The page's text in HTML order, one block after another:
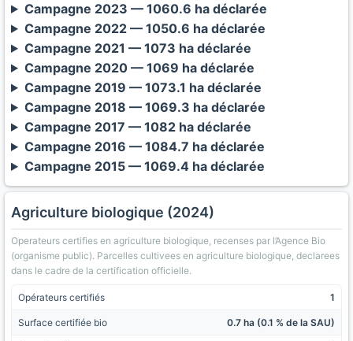
Campagne 2023 — 1060.6 ha déclarée
Campagne 2022 — 1050.6 ha déclarée
Campagne 2021 — 1073 ha déclarée
Campagne 2020 — 1069 ha déclarée
Campagne 2019 — 1073.1 ha déclarée
Campagne 2018 — 1069.3 ha déclarée
Campagne 2017 — 1082 ha déclarée
Campagne 2016 — 1084.7 ha déclarée
Campagne 2015 — 1069.4 ha déclarée
Agriculture biologique (2024)
Operateurs certifies en agriculture biologique, recenses par l’Agence Bio
(organisme public). Parcelles cultivees en agriculture biologique, declarees
dans le cadre de la certification officielle.
Opérateurs certifiés 1
Surface certifiée bio 0.7 ha (0.1 % de la SAU)